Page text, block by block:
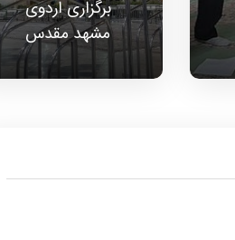
برگزاری اردوی
مشهد مقدس